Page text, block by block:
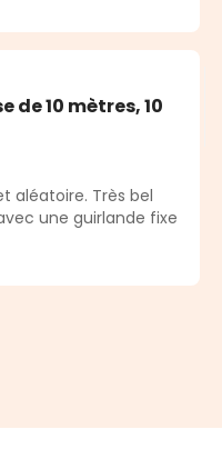
de 10 mètres, 10
von 5 von 5 Sternen
aléatoire. Très bel
une guirlande fixe